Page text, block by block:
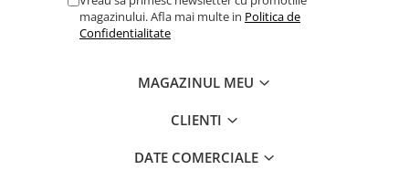
magazinului. Afla mai multe in Politica de
Confidentialitate
MAGAZINUL MEU
CLIENTI
DATE COMERCIALE